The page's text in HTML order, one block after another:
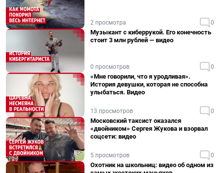
2 просмотра 0
Музыкант с киберрукой. Его конечность
стоит 3 млн рублей — видео
0 просмотров 0
«Мне говорили, что я уродливая».
История девушки, которая не способна
улыбаться. Видео
13 просмотров 0
Московский таксист оказался
«двойником» Сергея Жукова и взорвал
соцсети: видео
5 просмотров 0
Охотник на школьниц: видео об одном из